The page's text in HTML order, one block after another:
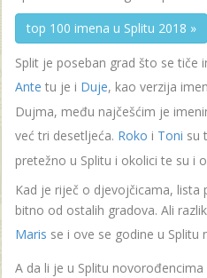
top 100 imena u Splitu 2018 »
Split je poseban grad što se tiče
Ante tu je i Duje, kao verzija
Dujma, među najčešćim je
već tri desetljeća. Roko i Toni su
pretežno u Splitu i okolici te su i
Kad je riječ o djevojčicama, lista
bitno od ostalih gradova. Ali
Maris se i ove se godine u
A da li je u Splitu